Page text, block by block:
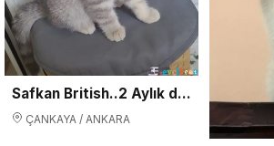
Safkan British..2 Aylık dişi
ÇANKAYA / ANKARA